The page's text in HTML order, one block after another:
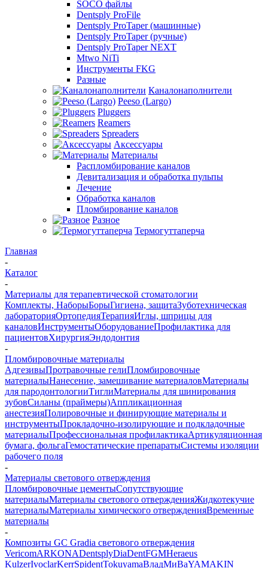
SOCO файлы
Dentsply ProFile
Dentsply ProTaper (машинные)
Dentsply ProTaper (ручные)
Dentsply ProTaper NEXT
Mtwo NiTi
Инструменты FKG
Разные
Каналонаполнители
Peeso (Largo)
Pluggers
Reamers
Spreaders
Аксессуары
Материалы
Распломбирование каналов
Девитализация и обработка пульпы
Лечение
Обработка каналов
Пломбирование каналов
Разное
Термогуттаперча
Главная
-
Каталог
-
Материалы для терапевтической стоматологии
Комплекты, НаборыБорыГигиена, защитаЗуботехническая
лабораторияОртопедияТерапияИглы, шприцы для
каналовИнструментыОборудованиеПрофилактика для
пациентовХирургияЭндодонтия
-
Пломбировочные материалы
АдгезивыПротравочные гелиПломбировочные
материалыНанесение, замешивание материаловМатериалы
для пародонтологииТиглиМатериалы для шинирования
зубовСиланы (праймеры)Аппликационная
анестезияПолировочные и финирующие материалы и
инструментыПрокладочно-изолирующие и подкладочные
материалыПрофессиональная профилактикаАртикуляционная
бумага, фольгаГемостатические препаратыСистемы изоляции
рабочего поля
-
Материалы светового отверждения
Пломбировочные цементыСопутствующие
материалыМатериалы светового отвержденияЖидкотекучие
материалыМатериалы химического отвержденияВременные
материалы
-
Композиты GC Gradia светового отверждения
VericomARKONADentsplyDiaDentFGMHeraeus
KulzerIvoclarKerrSpidentTokuyamaВладМиВаYAMAKIN